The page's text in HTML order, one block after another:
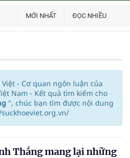
MỚI NHẤT ĐỌC NHIỀU
- Cơ quan ngôn luận của
Nam - Kết quả tìm kiếm cho
", chúc bạn tìm được nội dung
Thắng mang lại những